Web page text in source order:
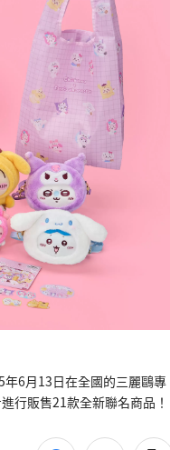
6月13日在全國的三麗鷗專